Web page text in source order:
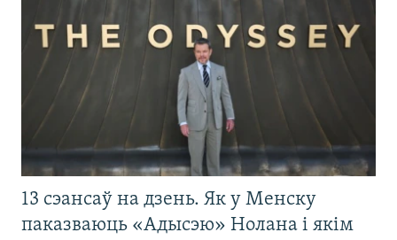
13 сэансаў на дзень. Як у Менску
паказваюць «Адысэю» Нолана і якім